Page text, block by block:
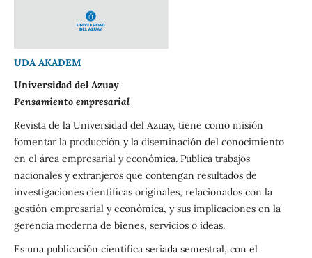
UDA AKADEM
Universidad del Azuay
Pensamiento empresarial
Revista de la Universidad del Azuay, tiene como misión
fomentar la producción y la diseminación del conocimiento
en el área empresarial y económica. Publica trabajos
nacionales y extranjeros que contengan resultados de
investigaciones científicas originales, relacionados con la
gestión empresarial y económica, y sus implicaciones en la
gerencia moderna de bienes, servicios o ideas.
Es una publicación científica seriada semestral, con el